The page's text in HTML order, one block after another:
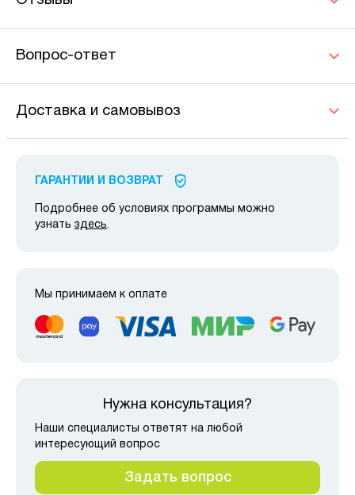
Вопрос-ответ
Доставка и самовывоз
ГАРАНТИИ И ВОЗВРАТ
Подробнее об условиях программы можно
узнать здесь.
Мы принимаем к оплате
Нужна консультация?
Наши специалисты ответят на любой
интересующий вопрос
Задать вопрос